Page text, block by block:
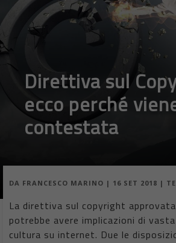
Direttiva sul
ecco perché
contestata
DA FRANCESCO MARINO | 16 SET 2018 |
La direttiva sul copyright approvata
potrebbe avere implicazioni di
cultura su internet. Due le